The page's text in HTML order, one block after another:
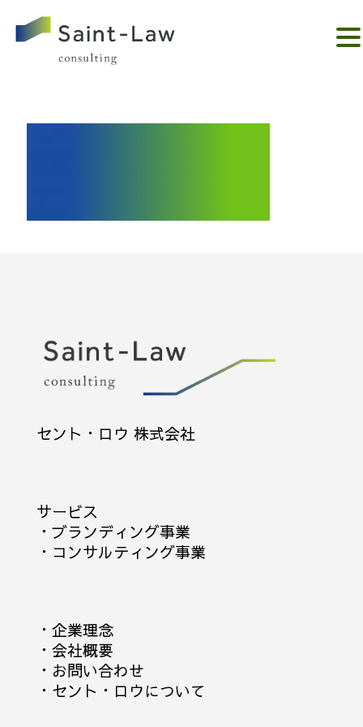
セント・ロウ 株式会社
サービス
・ ブランディング事業
・ コンサルティング事業
・ 企業理念
・ 会社概要
・ お問い合わせ
・ セント・ロウについて
。。。。。。。。。。。。。